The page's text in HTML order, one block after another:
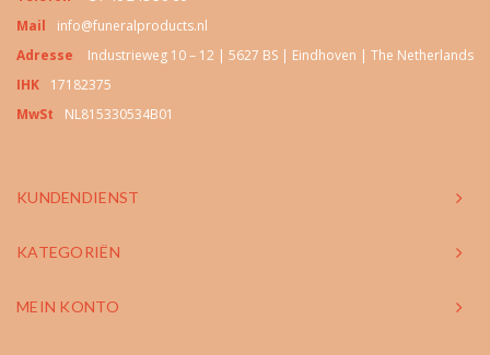
Mail
info@funeralproducts.nl
Adresse
Industrieweg 10 – 12 | 5627 BS | Eindhoven | The Netherlands
IHK
17182375
MwSt
NL815330534B01
KUNDENDIENST
KATEGORIËN
MEIN KONTO